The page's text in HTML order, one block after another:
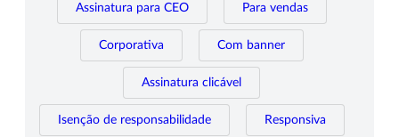
Assinatura para CEO Para vendas
Corporativa Com banner
Assinatura clicável
Isenção de responsabilidade Responsiva